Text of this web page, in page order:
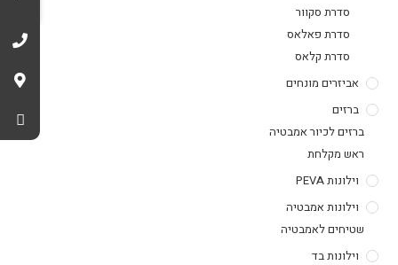
סדרת סקוור
סדרת פאלאס
סדרת קלאס
אביזרים מונחים
ברזים
ברזים לכיור אמבטיה
ראש מקלחת
וילונות PEVA
וילונות אמבטיה
שטיחים לאמבטיה
וילונות בד